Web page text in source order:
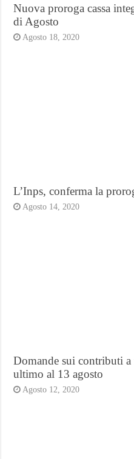
Nuova proroga cassa
di Agosto
Agosto 18, 2020
L’Inps, conferma la
Agosto 14, 2020
Domande sui contributi
ultimo al 13 agosto
Agosto 12, 2020